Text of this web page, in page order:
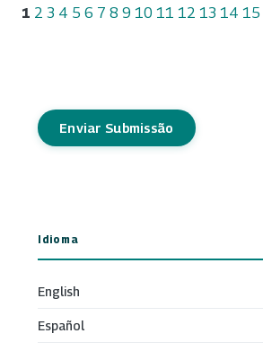
1 2 3 4 5 6 7 8 9 10 11 12 13 14 15
Enviar Submissão
Idioma
English
Español